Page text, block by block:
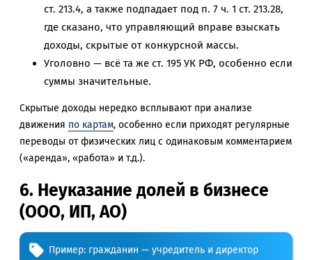
ст. 213.4, а также подпадает под п. 7 ч. 1 ст. 213.28,
где сказано, что управляющий вправе взыскать
доходы, скрытые от конкурсной массы.
Уголовно — всё та же ст. 195 УК РФ, особенно если
суммы значительные.
Скрытые доходы нередко всплывают при анализе
движения по картам, особенно если приходят регулярные
переводы от физических лиц с одинаковым комментарием
(«аренда», «работа» и т.д.).
6. Неуказание долей в бизнесе
(ООО, ИП, АО)
Пример: гражданин — учредитель и директор